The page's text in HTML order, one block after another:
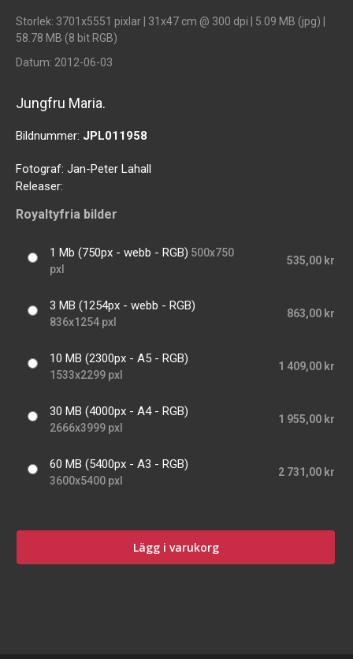
Storlek: 3701x5551 pixlar | 31x47 cm @ 300 dpi | 5.09 MB (jpg) |
58.78 MB (8 bit RGB)
Datum: 2012-06-03
Jungfru Maria.
Bildnummer: JPL011958
Fotograf: Jan-Peter Lahall
Releaser:
Royaltyfria bilder
1 Mb (750px - webb - RGB) 500x750
pxl
535,00 kr
3 MB (1254px - webb - RGB)
836x1254 pxl
863,00 kr
10 MB (2300px - A5 - RGB)
1533x2299 pxl
1 409,00 kr
30 MB (4000px - A4 - RGB)
2666x3999 pxl
1 955,00 kr
60 MB (5400px - A3 - RGB)
3600x5400 pxl
2 731,00 kr
Lägg i varukorg